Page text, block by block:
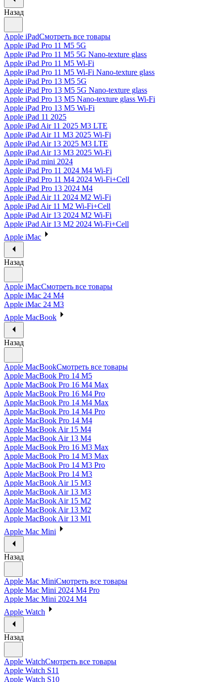
Назад
Apple iPadСмотреть все товары
Apple iPad Pro 11 M5 5G
Apple iPad Pro 11 M5 5G Nano-texture glass
Apple iPad Pro 11 M5 Wi-Fi
Apple iPad Pro 11 M5 Wi-Fi Nano-texture glass
Apple iPad Pro 13 M5 5G
Apple iPad Pro 13 M5 5G Nano-texture glass
Apple iPad Pro 13 M5 Nano-texture glass Wi-Fi
Apple iPad Pro 13 M5 Wi-Fi
Apple iPad 11 2025
Apple iPad Air 11 2025 M3 LTE
Apple iPad Air 11 M3 2025 Wi-Fi
Apple iPad Air 13 2025 M3 LTE
Apple iPad Air 13 M3 2025 Wi-Fi
Apple iPad mini 2024
Apple iPad Pro 11 2024 M4 Wi-Fi
Apple iPad Pro 11 M4 2024 Wi-Fi+Cell
Apple iPad Pro 13 2024 M4
Apple iPad Air 11 2024 M2 Wi-Fi
Apple iPad Air 11 M2 Wi-Fi+Cell
Apple iPad Air 13 2024 M2 Wi-Fi
Apple iPad Air 13 M2 2024 Wi-Fi+Cell
Apple iMac
Назад
Apple iMacСмотреть все товары
Apple iMac 24 M4
Apple iMac 24 M3
Apple MacBook
Назад
Apple MacBookСмотреть все товары
Apple MacBook Pro 14 M5
Apple MacBook Pro 16 M4 Max
Apple MacBook Pro 16 M4 Pro
Apple MacBook Pro 14 M4 Max
Apple MacBook Pro 14 M4 Pro
Apple MacBook Pro 14 M4
Apple MacBook Air 15 M4
Apple MacBook Air 13 M4
Apple MacBook Pro 16 M3 Max
Apple MacBook Pro 14 M3 Max
Apple MacBook Pro 14 M3 Pro
Apple MacBook Pro 14 M3
Apple MacBook Air 15 M3
Apple MacBook Air 13 M3
Apple MacBook Air 15 M2
Apple MacBook Air 13 M2
Apple MacBook Air 13 M1
Apple Mac Mini
Назад
Apple Mac MiniСмотреть все товары
Apple Mac Mini 2024 M4 Pro
Apple Mac Mini 2024 M4
Apple Watch
Назад
Apple WatchСмотреть все товары
Apple Watch S11
Apple Watch S10